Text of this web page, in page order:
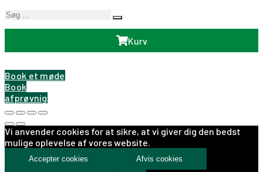
Søg
Search
Kurv
Book et møde
Book
afprøvnig
Vi anvender cookies for at sikre, at vi giver dig den bedst
mulige oplevelse af vores website.
Accepter cookies Afvis cookies